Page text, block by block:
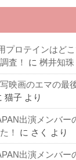
プロテインはどこ
査！
に 桝井知珠
映画のエマの最
猫子 より
出演メンバー
！
に さく より
出演メンバー